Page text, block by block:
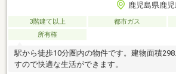
鹿児島県鹿
3階建て以上 都市ガス
所有権
駅から徒歩10分圏内の物件です。建物面積
すので快適な生活ができます。